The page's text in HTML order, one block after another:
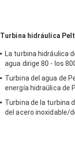
Turbina hidráulica
La turbina hidráulica
agua dirige 80 - los
Turbina del agua de
energía hidraúlica de
Turbina de la turbina
del acero inoxidable/